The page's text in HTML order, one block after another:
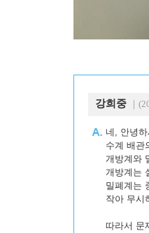
강희중 ｜
네, 안녕
수계 배관
개방계와
개방계는
밀폐계는
작아 무시
따라서 문